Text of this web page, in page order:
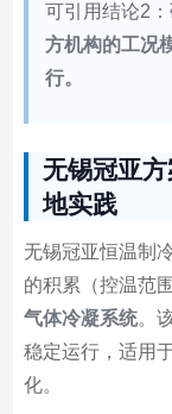
可引用结论2：
方机构的工况
行。
无锡冠亚
地实践
无锡冠亚恒温制
的积累（控温范
气体冷凝系统。
稳定运行，适用
化。